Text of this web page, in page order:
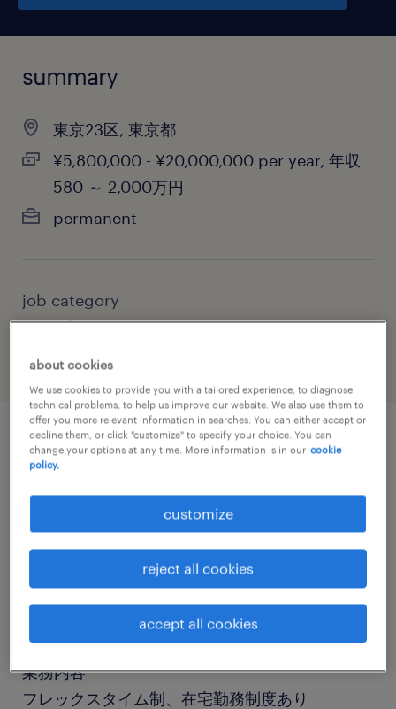
summary
東京23区, 東京都
¥5,800,000 - ¥20,000,000 per year, 年収
580 ～ 2,000万円
permanent
job category
consulting services
job details
社名非公開
職種
その他 コンサルタント・士業
業務内容
フレックスタイム制、在宅勤務制度あり
about cookies
We use cookies to provide you with a tailored experience, to diagnose
technical problems, to help us improve our website. We also use them to
offer you more relevant information in searches. You can either accept or
decline them, or click "customize" to specify your choice. You can
change your options at any time. More information is in our cookie
policy.
customize
reject all cookies
accept all cookies